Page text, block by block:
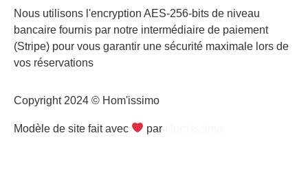
Nous utilisons l'encryption AES-256-bits de niveau
bancaire fournis par notre intermédiaire de paiement
(Stripe) pour vous garantir une sécurité maximale lors de
vos réservations
Copyright 2024 © Hom'issimo
Modèle de site fait avec par